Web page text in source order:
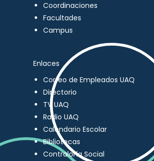
Coordinaciones
Facultades
Campus
Enlaces
Correo de Empleados UAQ
Directorio
TV UAQ
Radio UAQ
Calendario Escolar
Bibliotecas
Contraloría Social